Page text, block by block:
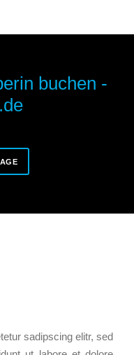
buchen -
sadipscing elitr, sed